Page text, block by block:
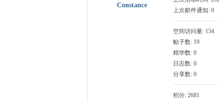
Constance
上次邮件通知: 0
空间访问量: 154
帖子数: 19
精华数: 0
日志数: 0
分享数: 0
积分: 2681